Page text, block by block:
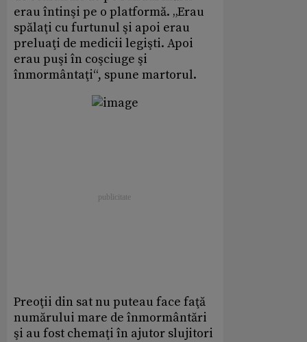
erau întinşi pe o platformă. „Erau
spălaţi cu furtunul şi apoi erau
preluaţi de medicii legişti. Apoi
erau puşi în coşciuge şi
înmormântaţi“, spune martorul.
Preoţii din sat nu puteau face faţă
numărului mare de înmormântări
şi au fost chemaţi în ajutor slujitori